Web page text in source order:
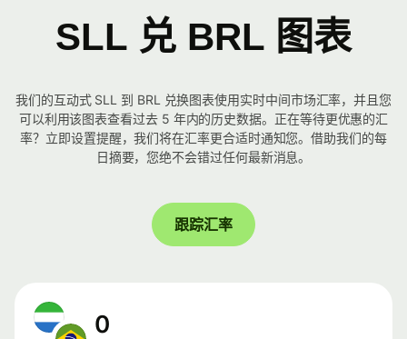
SLL 兑 BRL 图表
我们的互动式 SLL 到 BRL 兑换图表使用实时中间市场汇率，并且您
可以利用该图表查看过去 5 年内的历史数据。正在等待更优惠的汇
率？立即设置提醒，我们将在汇率更合适时通知您。借助我们的每
日摘要，您绝不会错过任何最新消息。
跟踪汇率
0